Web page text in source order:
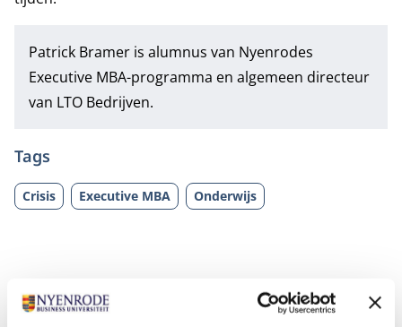
Patrick Bramer is alumnus van Nyenrodes
Executive MBA-programma en algemeen directeur
van LTO Bedrijven.
Tags
Crisis Executive MBA Onderwijs